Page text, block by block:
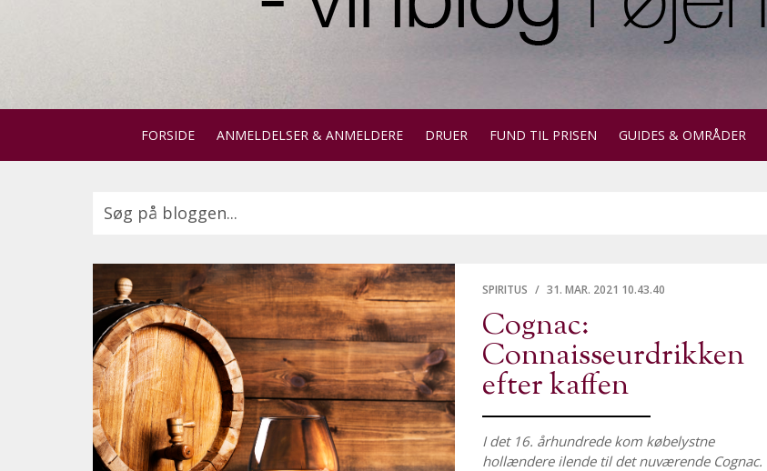
FORSIDE ANMELDELSER & ANMELDERE DRUER FUND TIL PRISEN GUIDES & OMRÅDER
Dette er et søgefelt med en tilknyttet funktion for automatiske forslag.
SPIRITUS / 31. MAR. 2021 10.43.40
Cognac:
Connaisseurdrikken
efter kaffen
I det 16. århundrede kom købelystne
hollændere ilende til det nuværende Cognac.